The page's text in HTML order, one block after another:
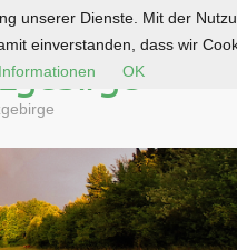
unserer Dienste. Mit der
einverstanden, dass wir
OK